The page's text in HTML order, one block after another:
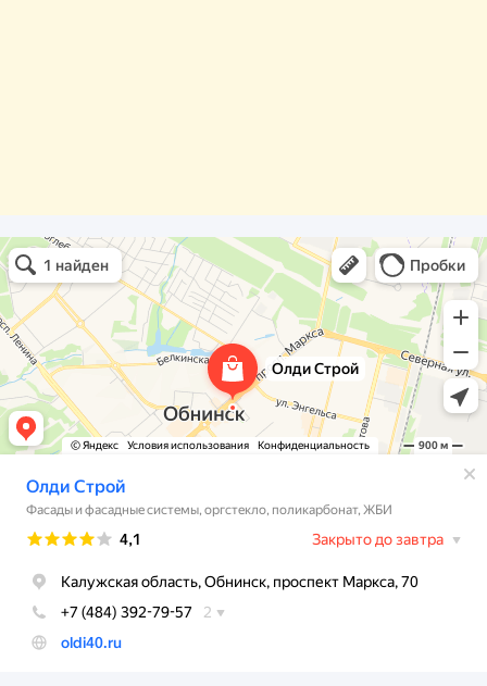
Олди Строй
Фасады и фасадные системы в Обнинске
Оргстекло, поликарбонат в Обнинске